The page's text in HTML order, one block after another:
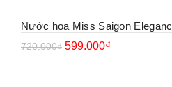
Nước hoa Miss Saigon
720.000₫ 599.000₫